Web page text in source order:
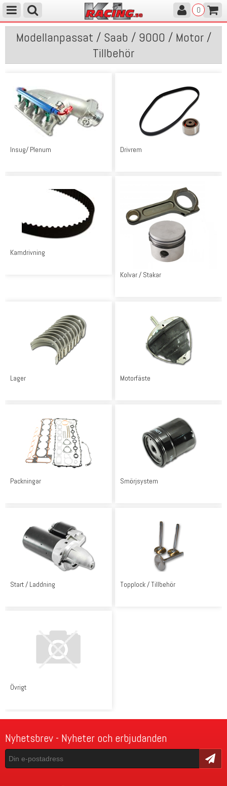
0
Modellanpassat / Saab / 9000 / Motor /
Tillbehör
Insug/ Plenum Drivrem
Kamdrivning
Kolvar / Stakar
Lager Motorfäste
Packningar Smörjsystem
Start / Laddning Topplock / Tillbehör
Övrigt
Nyhetsbrev - Nyheter och erbjudanden
Skicka